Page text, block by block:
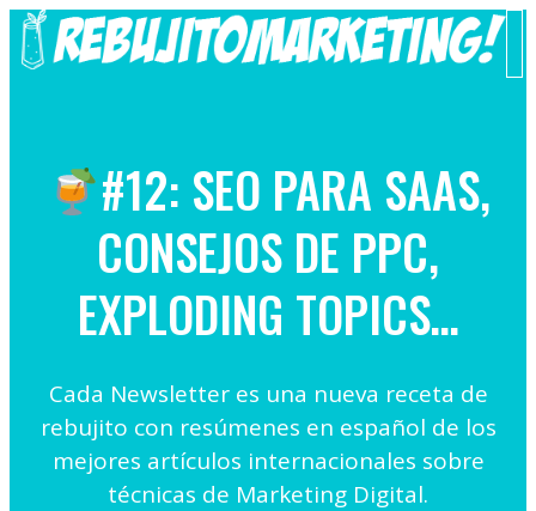
Saltar
al
#12: SEO PARA SAAS,
CONSEJOS DE PPC,
EXPLODING TOPICS…
Cada Newsletter es una nueva receta de
rebujito con resúmenes en español de los
mejores artículos internacionales sobre
técnicas de Marketing Digital.